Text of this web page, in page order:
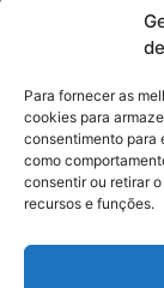
Para fornecer as
cookies para
consentimento para
como
consentir ou retirar
recursos e funções.
Foto: